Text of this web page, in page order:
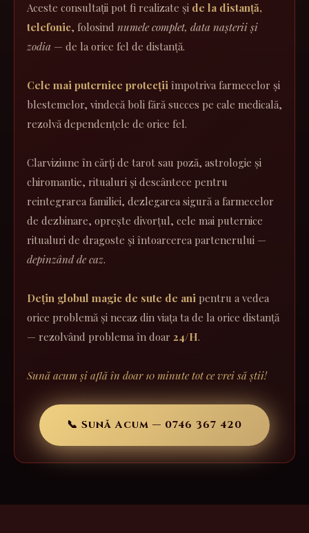
Aceste consultații pot fi realizate și de la distanță,
telefonic, folosind numele complet, data nașterii și
zodia — de la orice fel de distanță.
Cele mai puternice protecții împotriva farmecelor și
blestemelor, vindecă boli fără succes pe cale medicală,
rezolvă dependențele de orice fel.
Clarviziune în cărți de tarot sau poză, astrologie și
chiromantie, ritualuri și descântece pentru
reintegrarea familiei, dezlegarea sigură a farmecelor
de dezbinare, oprește divorțul, cele mai puternice
ritualuri de dragoste și întoarcerea partenerului —
depinzând de caz.
Dețin globul magic de sute de ani pentru a vedea
orice problemă și necaz din viața ta de la orice distanță
— rezolvând problema în doar 24/H.
Sună acum și află în doar 10 minute tot ce vrei să știi!
📞 Sună Acum — 0746 367 420